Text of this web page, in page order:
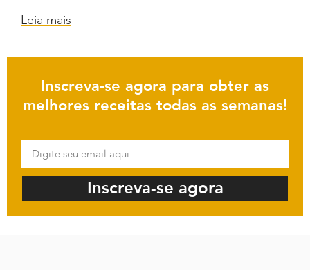
Leia mais
Inscreva-se agora para obter as
melhores receitas todas as semanas!
Inscreva-se agora